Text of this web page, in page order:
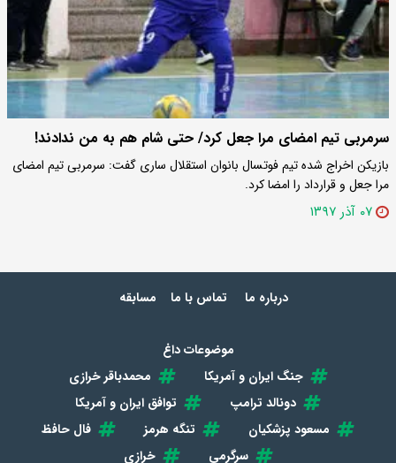
سرمربی تیم امضای مرا جعل کرد/ حتی شام هم به من ندادند!
بازیکن اخراج شده تیم فوتسال بانوان استقلال ساری گفت: سرمربی تیم امضای
مرا جعل و قرارداد را امضا کرد.
۰۷ آذر ۱۳۹۷
درباره ما تماس با ما مسابقه
موضوعات داغ
جنگ ایران و آمریکا
محمدباقر خرازی
دونالد ترامپ
توافق ایران و آمریکا
مسعود پزشکیان
تنگه هرمز
فال حافظ
سرگرمی
خرازی